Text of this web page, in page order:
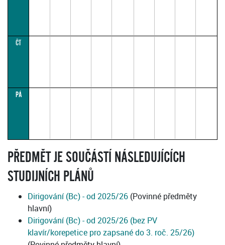
ČT
PÁ
PŘEDMĚT JE SOUČÁSTÍ NÁSLEDUJÍCÍCH
STUDIJNÍCH PLÁNŮ
Dirigování (Bc) - od 2025/26 (Povinné předměty
hlavní)
Dirigování (Bc) - od 2025/26 (bez PV
klavír/korepetice pro zapsané do 3. roč. 25/26)